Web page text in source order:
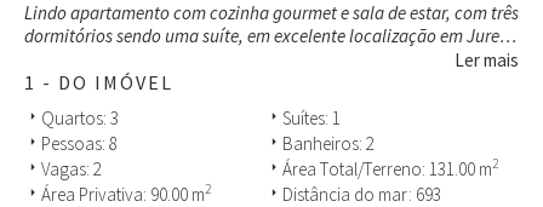
Lindo apartamento com cozinha gourmet e sala de estar, com três
dormitórios sendo uma suíte, em excelente localização em Jurerê,
duas vagas de garagem, àrea social com piscina, salão de festa,
espaço gourmet, academia, próximo ao supermercado Imperatriz
A apenas 800 metros das águas calmas e cristalinas da praia de
Jurerê Tradicional, que é o maior desejo de pessoas que amam a
natureza sem desprezar o conforto oferecido pela cidade.
Ler mais
1 - DO IMÓVEL
arrow_right Quartos: 3 arrow_right Suítes: 1
arrow_right Pessoas: 8 arrow_right Banheiros: 2
arrow_right Vagas: 2 arrow_right Área Total/Terreno: 131.00 m2
arrow_right Área Privativa: 90.00 m2 arrow_right Distância do mar: 693